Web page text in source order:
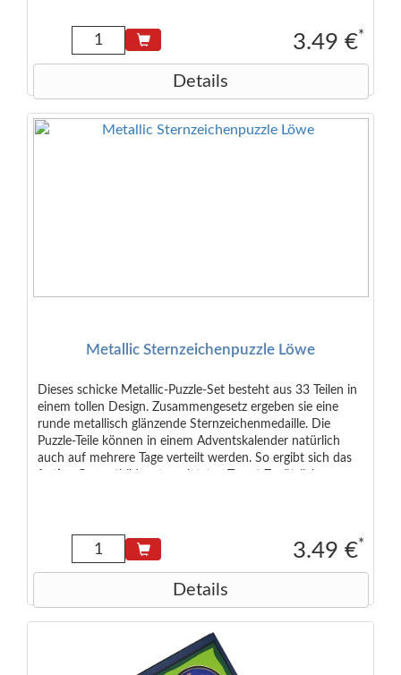
2,0 cm Maße des Puzzles: 9 cm Durchmesser (rund)3.49 €*
Details
Metallic Sternzeichenpuzzle Löwe
Dieses schicke Metallic-Puzzle-Set besteht aus 33 Teilen in
einem tollen Design. Zusammengesetz ergeben sie eine
runde metallisch glänzende Sternzeichenmedaille. Die
Puzzle-Teile können in einem Adventskalender natürlich
auch auf mehrere Tage verteilt werden. So ergibt sich das
2,0 cm Maße des Puzzles: 9 cm Durchmesser (rund)3.49 €*
Details